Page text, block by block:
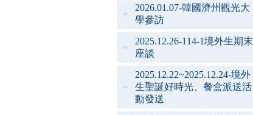
2026.01.07-韓國濟州觀光大
學參訪
2025.12.26-114-1境外生期末
座談
2025.12.22~2025.12.24-境外
生聖誕好時光、餐盒派送活
動發送